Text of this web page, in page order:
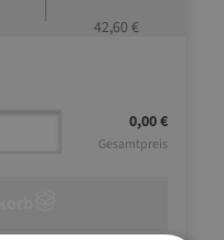
42,60 €
0,00 €
Gesamtpreis